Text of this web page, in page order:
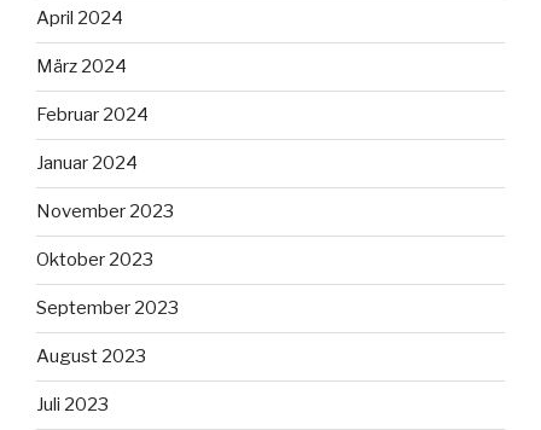
April 2024
März 2024
Februar 2024
Januar 2024
November 2023
Oktober 2023
September 2023
August 2023
Juli 2023